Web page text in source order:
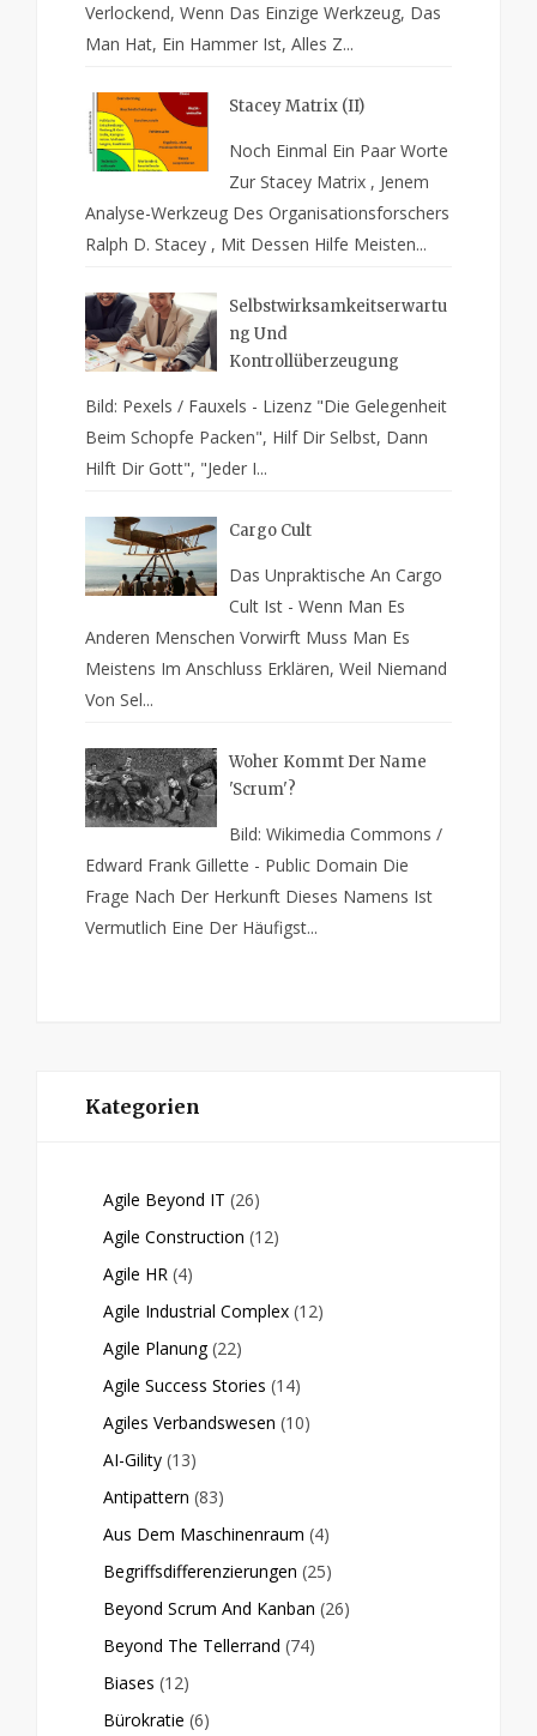
Verlockend, Wenn Das Einzige Werkzeug, Das
Man Hat, Ein Hammer Ist, Alles Z...
Stacey Matrix (II)
Noch Einmal Ein Paar Worte
Zur Stacey Matrix , Jenem
Analyse-Werkzeug Des Organisationsforschers
Ralph D. Stacey , Mit Dessen Hilfe Meisten...
Selbstwirksamkeitserwartu
Ng Und
Kontrollüberzeugung
Bild: Pexels / Fauxels - Lizenz "Die Gelegenheit
Beim Schopfe Packen", Hilf Dir Selbst, Dann
Hilft Dir Gott", "Jeder I...
Cargo Cult
Das Unpraktische An Cargo
Cult Ist - Wenn Man Es
Anderen Menschen Vorwirft Muss Man Es
Meistens Im Anschluss Erklären, Weil Niemand
Von Sel...
Woher Kommt Der Name
'Scrum'?
Bild: Wikimedia Commons /
Edward Frank Gillette - Public Domain Die
Frage Nach Der Herkunft Dieses Namens Ist
Vermutlich Eine Der Häufigst...
Kategorien
Agile Beyond IT (26)
Agile Construction (12)
Agile HR (4)
Agile Industrial Complex (12)
Agile Planung (22)
Agile Success Stories (14)
Agiles Verbandswesen (10)
AI-Gility (13)
Antipattern (83)
Aus Dem Maschinenraum (4)
Begriffsdifferenzierungen (25)
Beyond Scrum And Kanban (26)
Beyond The Tellerrand (74)
Biases (12)
Bürokratie (6)